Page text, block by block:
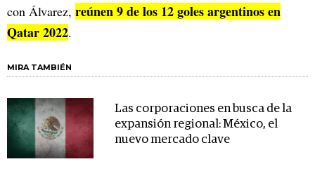
con Álvarez, reúnen 9 de los 12 goles argentinos en
Qatar 2022.
MIRA TAMBIÉN
Las corporaciones en busca de la
expansión regional: México, el
nuevo mercado clave